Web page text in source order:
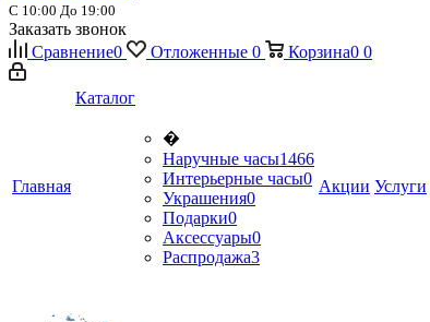
С 10:00 До 19:00
Заказать звонок
Сравнение0 Отложенные 0 Корзина0 0
Главная
Каталог
�
Наручные часы1466
Интерьерные часы0
Украшения0
Подарки0
Аксессуары0
Распродажа3
Акции Услуги